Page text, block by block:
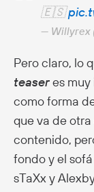
🇪🇸
— Willyrex
Pero claro, lo
teaseres
como forma
que va de
contenido,
fondo y el
sTaXx y